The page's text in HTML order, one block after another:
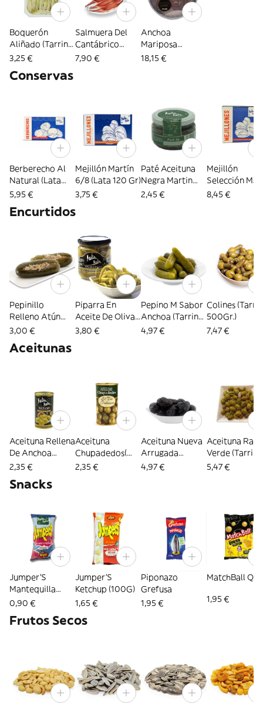
Boquerón
Aliñado (Tarrina
70Gr.)
3,25 €
Salmuera Del
Cantábrico
(6Ud)
7,90 €
Anchoa
Mariposa
Cantábrico
18,15 €
Conservas
Berberecho Al
Natural (Lata
120 Gr)
5,95 €
Mejillón Martín
6/8 (Lata 120 Gr)
3,75 €
Paté Aceituna
Negra Martin
(Frasco 110Gr.)
2,45 €
Mejillón
Selección
(Lata 280 Gr)
8,45 €
Encurtidos
Pepinillo
Relleno Atún
(4Ud)
3,00 €
Piparra En
Aceite De Oliva
Etiqueta Negra
3,80 €
Pepino M Sabor
Anchoa (Tarrina
500Gr.)
4,97 €
Colines
500Gr.)
7,47 €
Aceitunas
Aceituna Rellena
De Anchoa
Etiqueta Negra
2,35 €
Aceituna
Chupadedos(
Lata 185Gr.)
2,35 €
Aceituna Nueva
Arrugada
(Tarrina 500Gr.)
4,97 €
Aceituna
Verde (Tarrina
500Gr)
5,47 €
Snacks
Jumper'S
Mantequilla
(42G)
0,90 €
Jumper'S
Ketchup (100G)
1,65 €
Piponazo
Grefusa
1,95 €
MatchBall
1,95 €
Frutos Secos